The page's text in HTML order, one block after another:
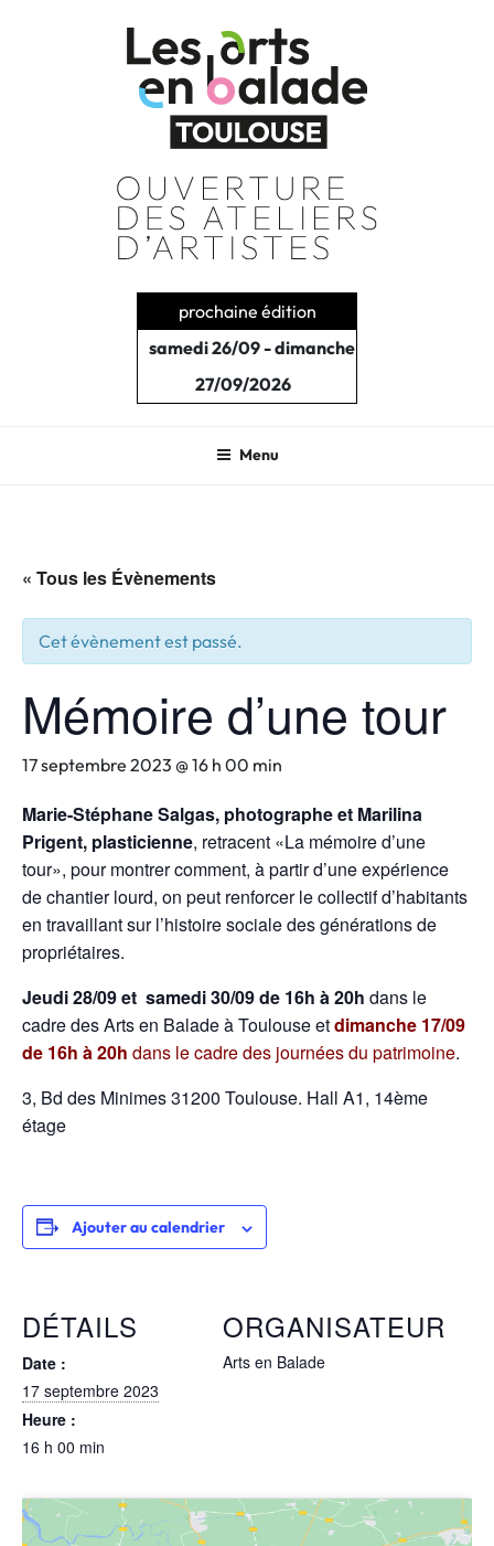
prochaine édition
samedi 26/09 - dimanche
27/09/2026
Menu
« Tous les Évènements
Cet évènement est passé.
Mémoire d’une tour
17 septembre 2023 @ 16 h 00 min
Marie-Stéphane Salgas, photographe et Marilina
Prigent, plasticienne, retracent «La mémoire d’une
tour», pour montrer comment, à partir d’une expérience
de chantier lourd, on peut renforcer le collectif d’habitants
en travaillant sur l’histoire sociale des générations de
propriétaires.
Jeudi 28/09 et samedi 30/09 de 16h à 20h dans le
cadre des Arts en Balade à Toulouse etdimanche 17/09
de 16h à 20h dans le cadre des journées du patrimoine.
3, Bd des Minimes 31200 Toulouse. Hall A1, 14ème
étage
Ajouter au calendrier
DÉTAILS
Date :
17 septembre 2023
Heure :
16 h 00 min
ORGANISATEUR
Arts en Balade